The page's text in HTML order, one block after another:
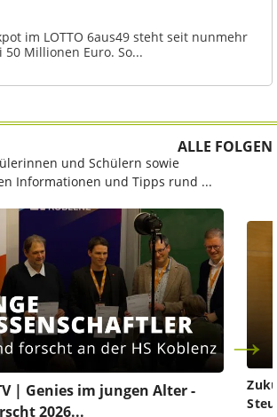
im LOTTO 6aus49 steht seit nunmehr
Millionen Euro. So...
ALLE FOLGEN
und Schülern sowie
Informationen und Tipps rund ...
| Genies im jungen Alter -
2026...